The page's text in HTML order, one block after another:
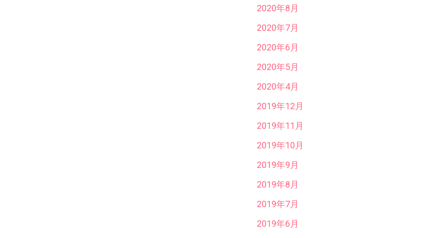
2020年8月
2020年7月
2020年6月
2020年5月
2020年4月
2019年12月
2019年11月
2019年10月
2019年9月
2019年8月
2019年7月
2019年6月